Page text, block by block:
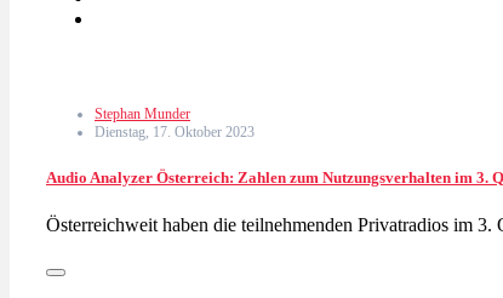
Stephan Munder
Dienstag, 17. Oktober 2023
Audio Analyzer Österreich: Zahlen zum Nutzungsverhalten im 3.
Österreichweit haben die teilnehmenden Privatradios im